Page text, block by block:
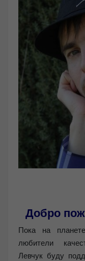
Добро
Пока на
любители
Левчук буду